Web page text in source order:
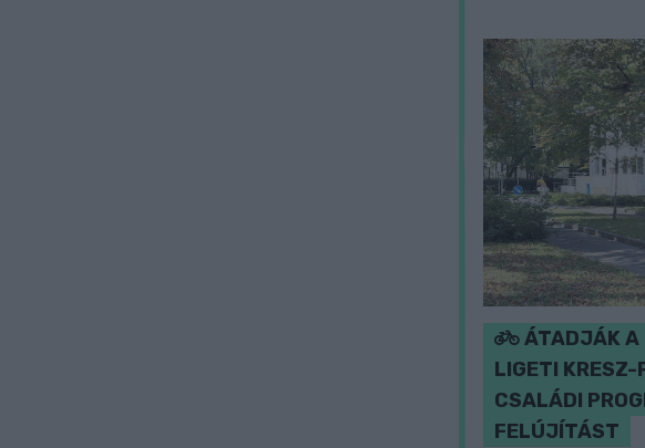
ÁTADJÁK A
LIGETI KRESZ-
CSALÁDI
FELÚJÍTÁST